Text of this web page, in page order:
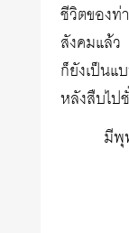
ชีวิตของ
สังคมแล้
ก็ยังเป็น
หลังสืบไป
มีพุ